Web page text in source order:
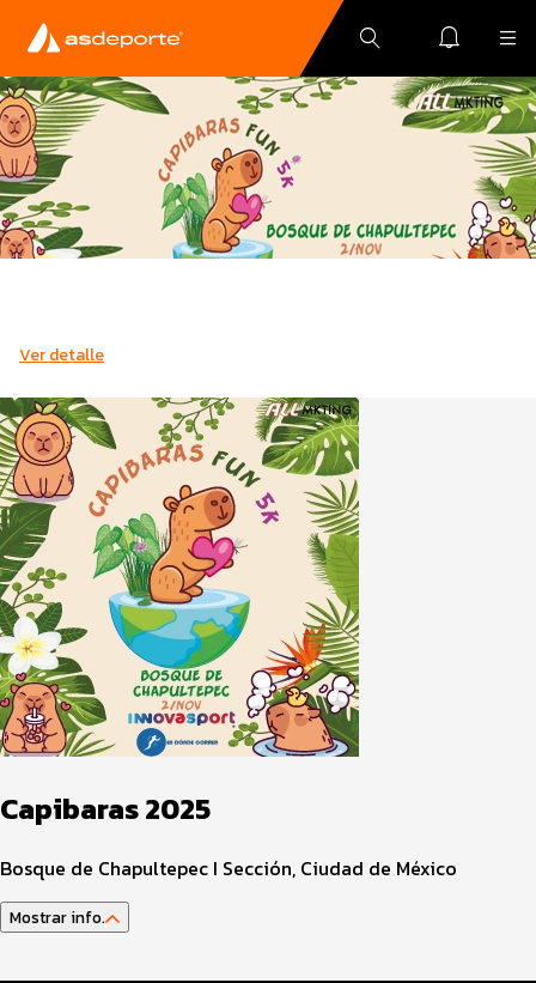
Ver detalle
Capibaras 2025
Bosque de Chapultepec I Sección, Ciudad de México
Mostrar info.